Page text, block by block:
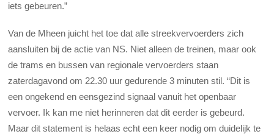
iets gebeuren.”
Van de Mheen juicht het toe dat alle streekvervoerders zich
aansluiten bij de actie van NS. Niet alleen de treinen, maar ook
de trams en bussen van regionale vervoerders staan
zaterdagavond om 22.30 uur gedurende 3 minuten stil. “Dit is
een ongekend en eensgezind signaal vanuit het openbaar
vervoer. Ik kan me niet herinneren dat dit eerder is gebeurd.
Maar dit statement is helaas echt een keer nodig om duidelijk te